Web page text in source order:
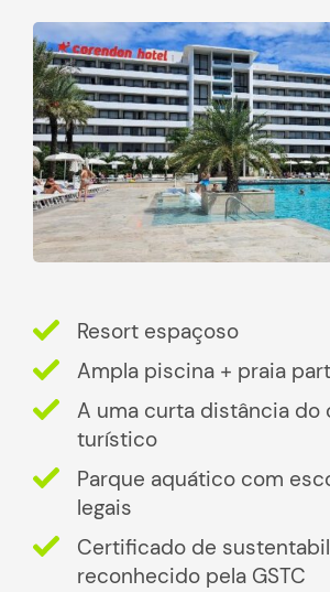
Resort espaçoso
Ampla piscina + praia
A uma curta distância do
turístico
Parque aquático com
legais
Certificado de
reconhecido pela GSTC